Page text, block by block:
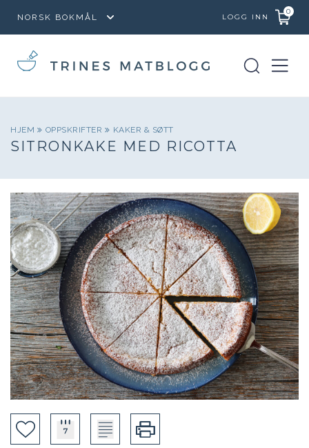
LOGG INN
0
HJEM OPPSKRIFTER KAKER & SØTT
SITRONKAKE MED RICOTTA